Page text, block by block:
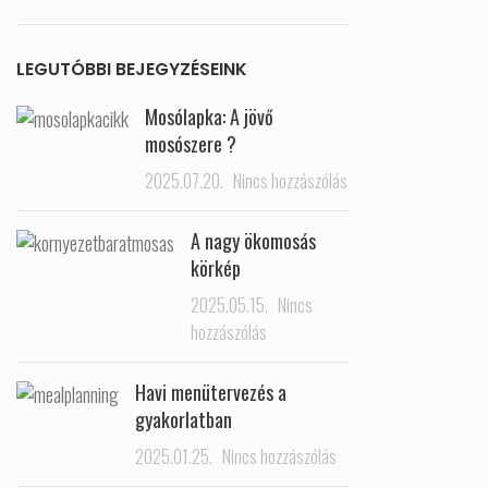
LEGUTÓBBI BEJEGYZÉSEINK
Mosólapka: A jövő
mosószere ?
2025.07.20. Nincs hozzászólás
A nagy ökomosás
körkép
2025.05.15. Nincs
hozzászólás
Havi menütervezés a
gyakorlatban
2025.01.25. Nincs hozzászólás